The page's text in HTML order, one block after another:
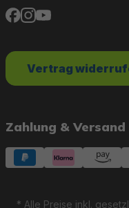
Zahlung & Versand
Vertrag
* Alle Preise inkl.